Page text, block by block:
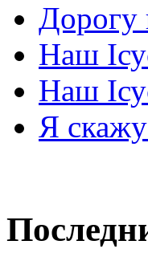
Дорогу
Наш
Наш
Я